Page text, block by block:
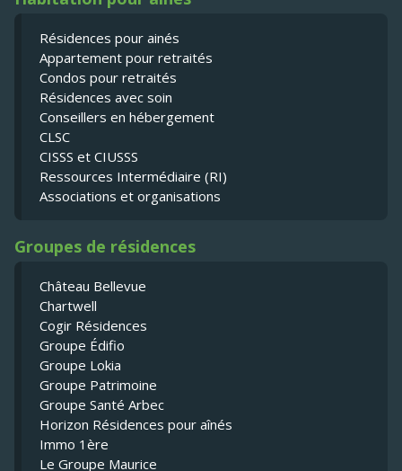
Résidences pour ainés
Appartement pour retraités
Condos pour retraités
Résidences avec soin
Conseillers en hébergement
CLSC
CISSS et CIUSSS
Ressources Intermédiaire (RI)
Associations et organisations
Groupes de résidences
Château Bellevue
Chartwell
Cogir Résidences
Groupe Édifio
Groupe Lokia
Groupe Patrimoine
Groupe Santé Arbec
Horizon Résidences pour aînés
Immo 1ère
Le Groupe Maurice